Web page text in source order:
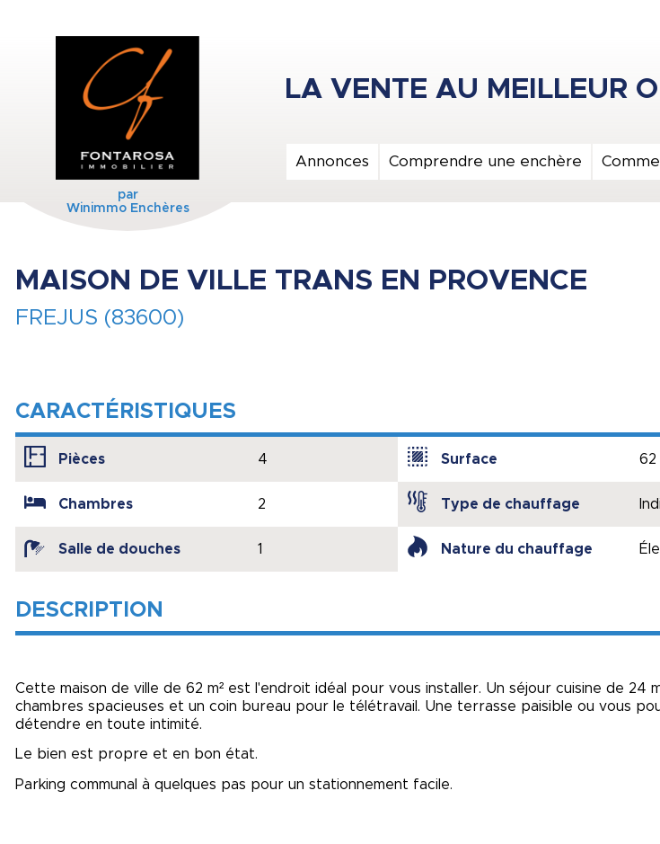
par
Winimmo Enchères
Annonces Comprendre une enchère
MAISON DE VILLE TRANS EN PROVENCE
FREJUS (83600)
CARACTÉRISTIQUES
Pièces 4
Chambres 2
Salle de douches 1
Surface 62
Type de chauffage
Nature du chauffage
DESCRIPTION
Cette maison de ville de 62 m² est l'endroit idéal pour vous installer. Un séjour cuisine de 24
chambres spacieuses et un coin bureau pour le télétravail. Une terrasse paisible ou vous
détendre en toute intimité.
Le bien est propre et en bon état.
Parking communal à quelques pas pour un stationnement facile.